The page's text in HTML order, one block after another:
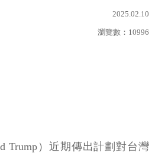
2025.02.10
瀏覽數： 10996
Trump）近期傳出計劃對台灣